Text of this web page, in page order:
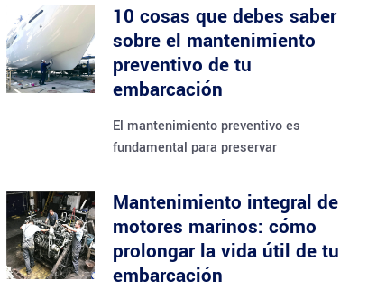
10 cosas que debes saber
sobre el mantenimiento
preventivo de tu
embarcación
El mantenimiento preventivo es
fundamental para preservar
Mantenimiento integral de
motores marinos: cómo
prolongar la vida útil de tu
embarcación